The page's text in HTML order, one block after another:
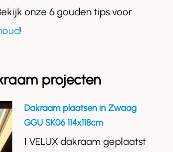
onze 6 gouden tips voor
!
projecten
Dakraam plaatsen in Zwaag
GGU SK06 114x118cm
1 VELUX dakraam geplaatst